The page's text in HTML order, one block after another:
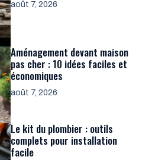
août 7, 2026
Aménagement devant maison
pas cher : 10 idées faciles et
économiques
août 7, 2026
Le kit du plombier : outils
complets pour installation
facile